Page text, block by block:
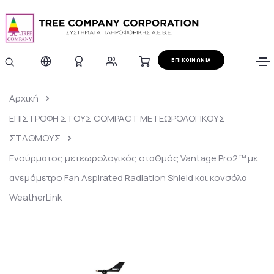
ΕΠΙΚΟΙΝΩΝΙΑ
Αρχική
ΕΠΙΣΤΡΟΦΗ ΣΤΟΥΣ COMPACT ΜΕΤΕΩΡΟΛΟΓΙΚΟΥΣ
ΣΤΑΘΜΟΥΣ
Ενσύρματος μετεωρολογικός σταθμός Vantage Pro2™ με
ανεμόμετρο Fan Aspirated Radiation Shield και κονσόλα
WeatherLink